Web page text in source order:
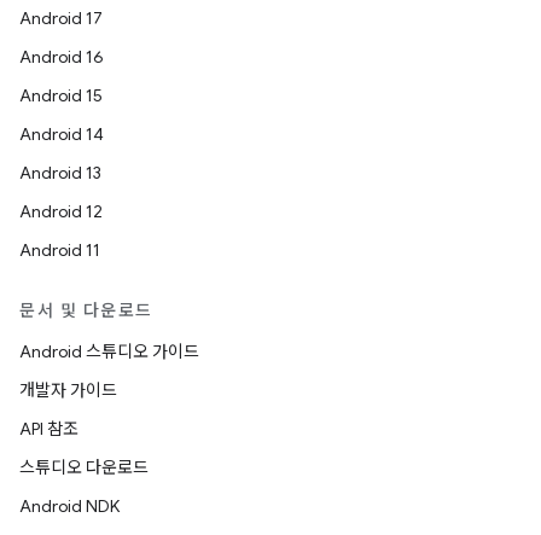
Android 17
Android 16
Android 15
Android 14
Android 13
Android 12
Android 11
문서 및 다운로드
Android 스튜디오 가이드
개발자 가이드
API 참조
스튜디오 다운로드
Android NDK